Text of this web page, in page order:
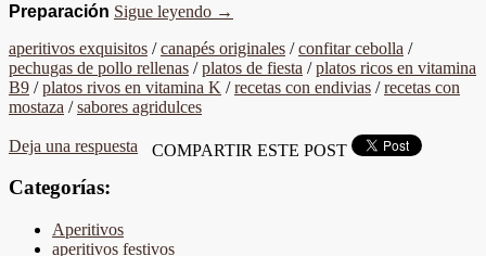
Preparación Sigue leyendo →
aperitivos exquisitos /canapés originales /confitar cebolla /
pechugas de pollo rellenas /platos de fiesta /platos ricos en vitamina
B9 /platos rivos en vitamina K /recetas con endivias /recetas con
mostaza /sabores agridulces
Deja una respuesta COMPARTIR ESTE POST
Categorías:
Aperitivos
aperitivos festivos